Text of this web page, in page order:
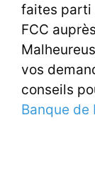
faites parti
FCC
vos
conseils
Banque de